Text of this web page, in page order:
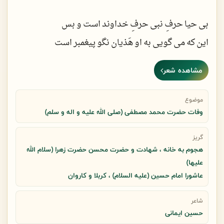
بی حیا حرفِ نبی حرفِ خداوند است و بس
این که می گویی به او هَذیان نگو پیغمبر است
از سند می ترسی و در فکـرِ حاشا کردنی
مشعلت خاموش کن چون پشتِ این در کوثر است
ریخته از بام خاکـستر اگر هـمسنگرت…
کارِ تو سوزاندنِ معجر رویِ مویِ سر است
آیه ای آمد که بابایِ لهـب “تَبَـّت یَداه”
شک نکن که کیفرِ شلاق و سیلی بدتر است
مشاهده شعر
موضوع
وفات حضرت محمد مصطفی (صلی الله علیه و اله و سلم)
گریز
هجوم به خانه ، شهادت و حضرت محسن حضرت زهرا (سلام الله
علیها)
عاشورا امام حسین (علیه السلام) ، کربلا و کاروان
شاعر
حسین ایمانی